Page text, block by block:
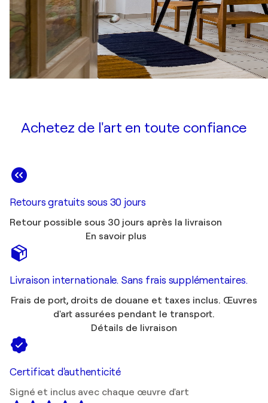
Achetez de l'art en toute confiance
Retours gratuits sous 30 jours
Retour possible sous 30 jours après la livraison
En savoir plus
Livraison internationale. Sans frais supplémentaires.
Frais de port, droits de douane et taxes inclus. Œuvres
d'art assurées pendant le transport.
Détails de livraison
Certificat d'authenticité
Signé et inclus avec chaque œuvre d'art